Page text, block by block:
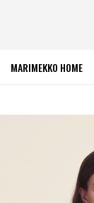
MARIMEKKO HOME